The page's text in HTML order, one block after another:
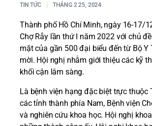
TIN TỨC THÁNG 2 25, 2024
Thành phố Hồ Chí Minh, ngày 16-17/
Chợ Rẫy lần thứ I năm 2022 với chủ đề
mặt của gần 500 đại biểu đến từ Bộ Y
mời. Hội nghị nhằm giới thiệu các kỹ
khối cận lâm sàng.
Là bệnh viện hạng đặc biệt trực
các tỉnh thành phía Nam, Bệnh viện
và nghiên cứu khoa học. Hội nghị